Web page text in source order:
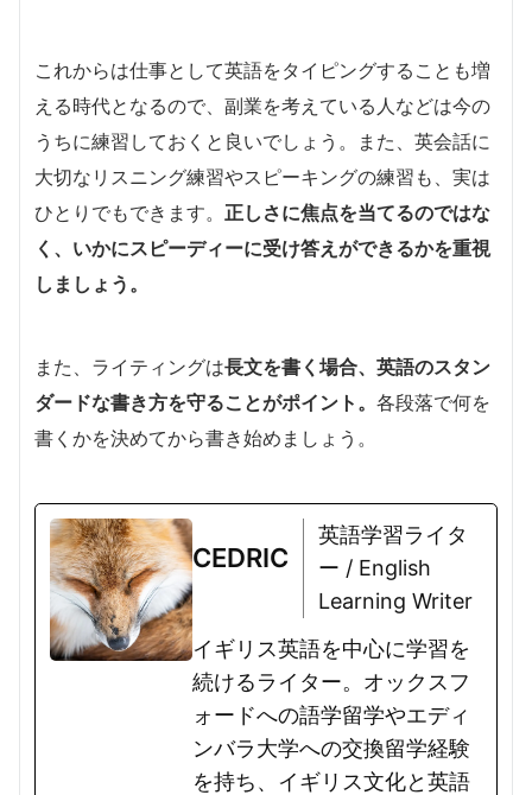
これからは仕事として英語をタイピングすることも増
える時代となるので、副業を考えている人などは今の
うちに練習しておくと良いでしょう。また、英会話に
大切なリスニング練習やスピーキングの練習も、実は
ひとりでもできます。 正しさに焦点を当てるのではな
く、いかにスピーディーに受け答えができるかを重視
しましょう。
また、ライティングは長文を書く場合、英語のスタン
ダードな書き方を守ることがポイント。 各段落で何を
書くかを決めてから書き始めましょう。
CEDRIC
英語学習ライタ
ー / English
Learning Writer
イギリス英語を中心に学習を
続けるライター。オックスフ
ォードへの語学留学やエディ
ンバラ大学への交換留学経験
を持ち、イギリス文化と英語